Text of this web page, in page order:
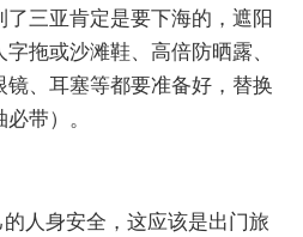
三亚肯定是要下海的，遮阳
拖或沙滩鞋、高倍防晒露、
、耳塞等都要准备好，替换
带）。
人身安全，这应该是出门旅